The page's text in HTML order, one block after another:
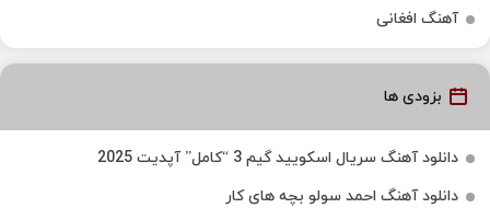
آهنگ افغانی
بزودی ها
دانلود آهنگ سریال اسکویید گیم 3 “کامل” آپدیت 2025
دانلود آهنگ احمد سولو بچه های کار